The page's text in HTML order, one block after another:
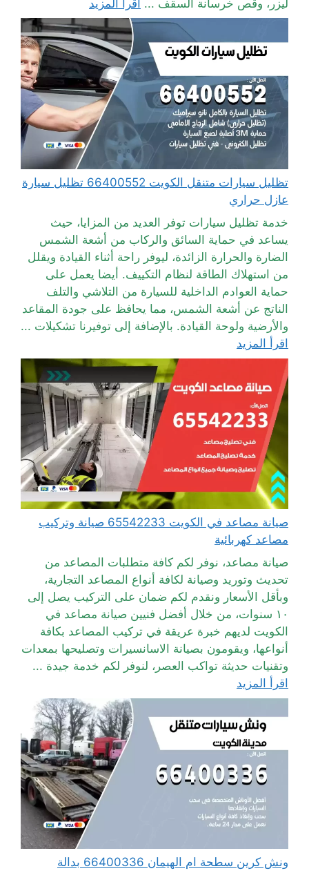
ليزر، وقص خرسانة السقف ... اقرأ المزيد
تظليل سيارات متنقل الكويت 66400552 تظليل سيارة
عازل حراري
خدمة تظليل سيارات توفر العديد من المزايا، حيث
يساعد في حماية السائق والركاب من أشعة الشمس
الضارة والحرارة الزائدة، ليوفر راحة أثناء القيادة ويقلل
من استهلاك الطاقة لنظام التكييف. أيضا يعمل على
حماية العوادم الداخلية للسيارة من التلاشي والتلف
الناتج عن أشعة الشمس، مما يحافظ على جودة المقاعد
والأرضية ولوحة القيادة. بالإضافة إلى توفيرنا تشكيلات ...
اقرأ المزيد
صيانة مصاعد في الكويت 65542233 صيانة وتركيب
مصاعد كهربائية
صيانة مصاعد، نوفر لكم كافة متطلبات المصاعد من
تحديث وتوريد وصيانة لكافة أنواع المصاعد التجارية،
وبأقل الأسعار ونقدم لكم ضمان على التركيب يصل إلى
١٠ سنوات، من خلال أفضل فنيين صيانة مصاعد في
الكويت لديهم خبرة عريقة في تركيب المصاعد بكافة
أنواعها، ويقومون بصيانة الاسانسيرات وتصليحها بمعدات
وتقنيات حديثة تواكب العصر، لنوفر لكم خدمة جيدة ...
اقرأ المزيد
ونش كرين سطحة ام الهيمان 66400336 بدالة